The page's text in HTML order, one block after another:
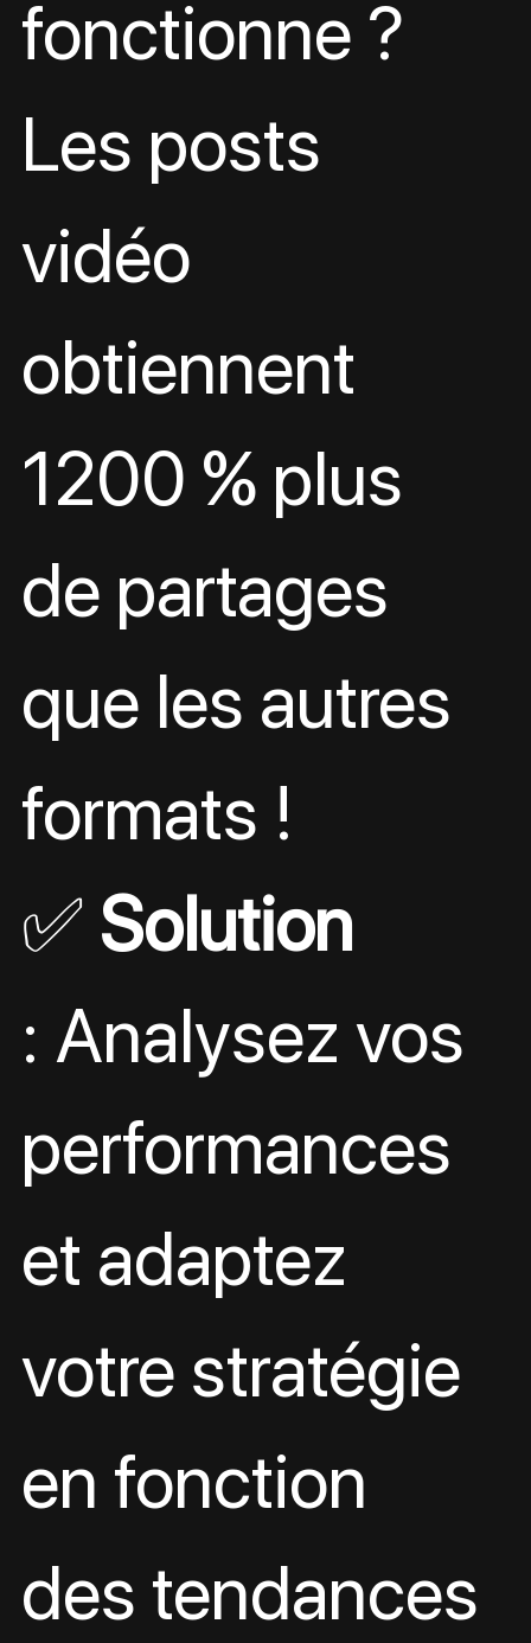
fonctionne ?
Les posts
vidéo
obtiennent
1200 % plus
de partages
que les autres
formats !
✅ Solution
: Analysez vos
performances
et adaptez
votre stratégie
en fonction
des tendances